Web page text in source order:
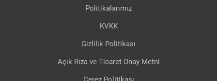
Politikalarımız
KVKK
Gizlilik Politikası
Açık Rıza ve Ticaret Onay Metni